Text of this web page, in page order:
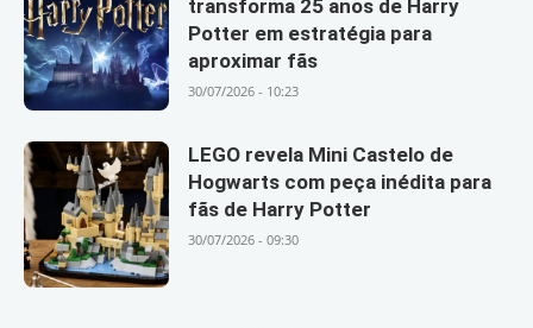
transforma 25 anos de Harry
Potter em estratégia para
aproximar fãs
30/07/2026 - 10:23
LEGO revela Mini Castelo de
Hogwarts com peça inédita para
fãs de Harry Potter
30/07/2026 - 09:30